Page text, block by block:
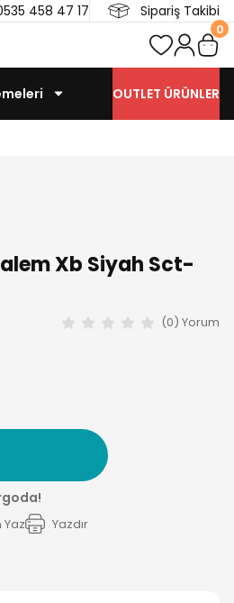
458 47 17 Sipariş Takibi
0
OUTLET ÜRÜNLER
Xb Siyah Sct-
(0) Yorum
Yaz Yazdır